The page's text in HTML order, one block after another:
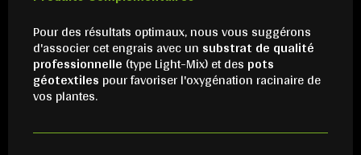
Pour des résultats optimaux, nous vous suggérons
d'associer cet engrais avec un substrat de qualité
professionnelle (type Light-Mix) et des pots
géotextiles pour favoriser l'oxygénation racinaire de
vos plantes.